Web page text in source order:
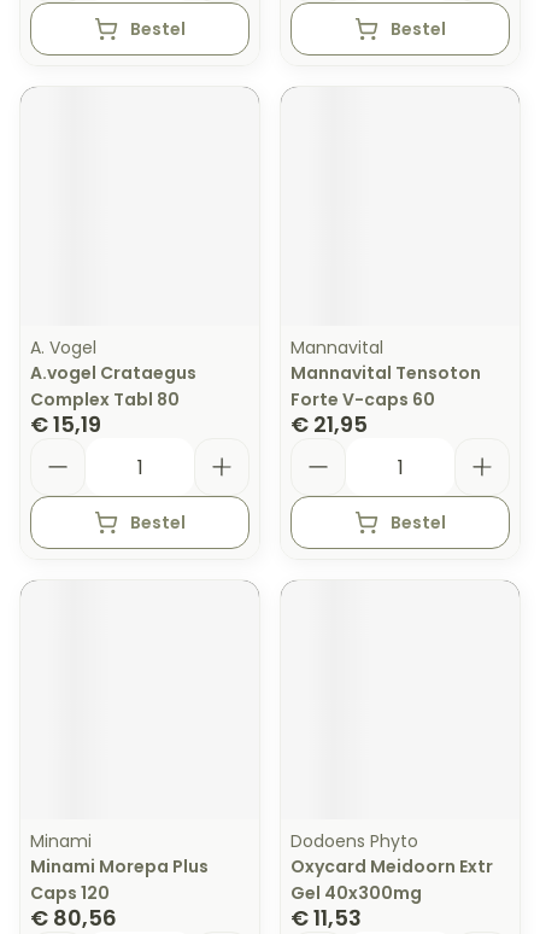
Bestel Bestel
A. Vogel
A.vogel Crataegus
Complex Tabl 80
€ 15,19
Bestel
Mannavital
Mannavital Tensoton
Forte V-caps 60
€ 21,95
Bestel
Minami
Minami Morepa Plus
Caps 120
€ 80,56
Dodoens Phyto
Oxycard Meidoorn Extr
Gel 40x300mg
€ 11,53